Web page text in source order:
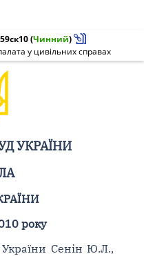
(Чинний)
у цивільних справах
УКРАЇНИ
року
Сенін Ю.Л.,